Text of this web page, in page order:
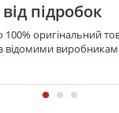
підробок
100% оригінальний
відомими